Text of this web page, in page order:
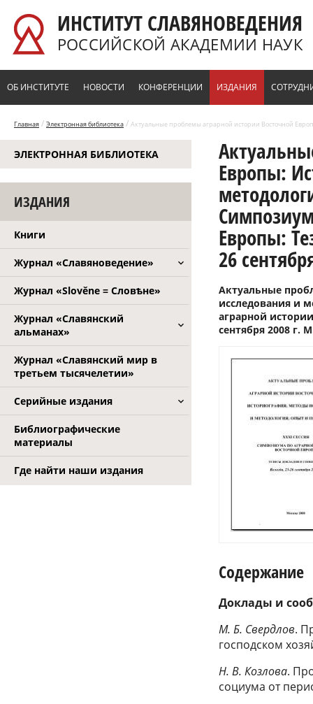
ИНСТИТУТ СЛАВЯНОВЕДЕНИЯ
РОССИЙСКОЙ АКАДЕМИИ НАУК
ОБ ИНСТИТУТЕ НОВОСТИ КОНФЕРЕНЦИИ ИЗДАНИЯ
Главная / Электронная библиотека / Актуальные проблемы аграрной истории Восточной
истории Восточной Европы: Тезисы докладов и сообщений. Вологда, 23–26 сентября 2008 г. М., 2008
ЭЛЕКТРОННАЯ БИБЛИОТЕКА
ИЗДАНИЯ
Книги
Журнал «Славяноведение»
Журнал «Slověne = Словѣне»
Журнал «Славянский
альманах»
Журнал «Славянский мир в
третьем тысячелетии»
Серийные издания
Библиографические
материалы
Где найти наши издания
Европы:
Европы:
26
Актуальные
исследования и
аграрной
сентября 2008 г.
Содержание
Доклады и
М. Б. Свердлов.
господском
Н. В. Козлова.
социума от